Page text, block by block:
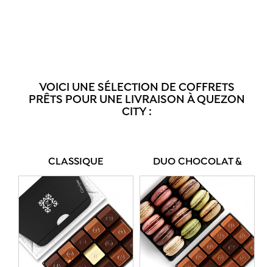
VOICI UNE SÉLECTION DE COFFRETS
PRÊTS POUR UNE LIVRAISON À QUEZON
CITY :
CLASSIQUE DUO CHOCOLAT &